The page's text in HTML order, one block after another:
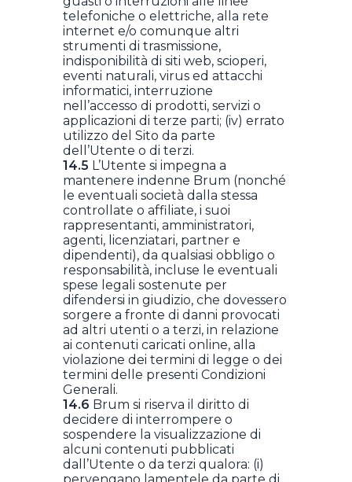
telefoniche o elettriche, alla rete
internet e/o comunque altri
strumenti di trasmissione,
indisponibilità di siti web, scioperi,
eventi naturali, virus ed attacchi
informatici, interruzione
nell’accesso di prodotti, servizi o
applicazioni di terze parti; (iv) errato
utilizzo del Sito da parte
dell’Utente o di terzi.
14.5 L’Utente si impegna a
mantenere indenne Brum (nonché
le eventuali società dalla stessa
controllate o affiliate, i suoi
rappresentanti, amministratori,
agenti, licenziatari, partner e
dipendenti), da qualsiasi obbligo o
responsabilità, incluse le eventuali
spese legali sostenute per
difendersi in giudizio, che dovessero
sorgere a fronte di danni provocati
ad altri utenti o a terzi, in relazione
ai contenuti caricati online, alla
violazione dei termini di legge o dei
termini delle presenti Condizioni
Generali.
14.6 Brum si riserva il diritto di
decidere di interrompere o
sospendere la visualizzazione di
alcuni contenuti pubblicati
dall’Utente o da terzi qualora: (i)